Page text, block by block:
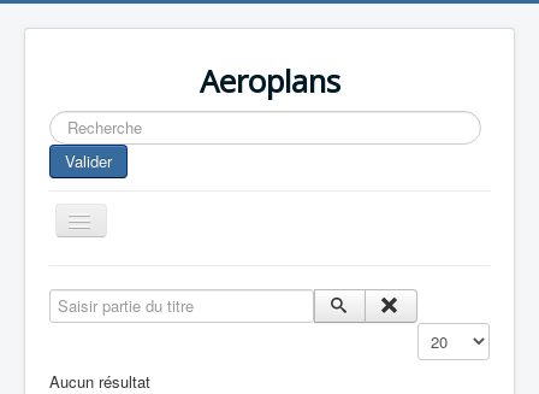
Aeroplans
Rechercher
Valider
Toggle
Navigation
Aviation Commerciale
Saisir partie du titre
Affichage #
Aucun résultat